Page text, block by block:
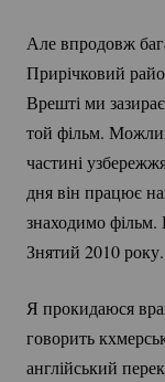
Але впродовж
Прирічковий
Врешті ми
той фільм.
частині
дня він працює
знаходимо фільм.
Знятий 2010
Я прокидаюся
говорить
англійський